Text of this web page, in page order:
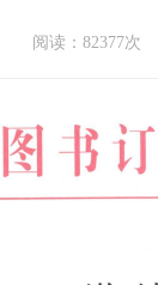
阅读：82377次